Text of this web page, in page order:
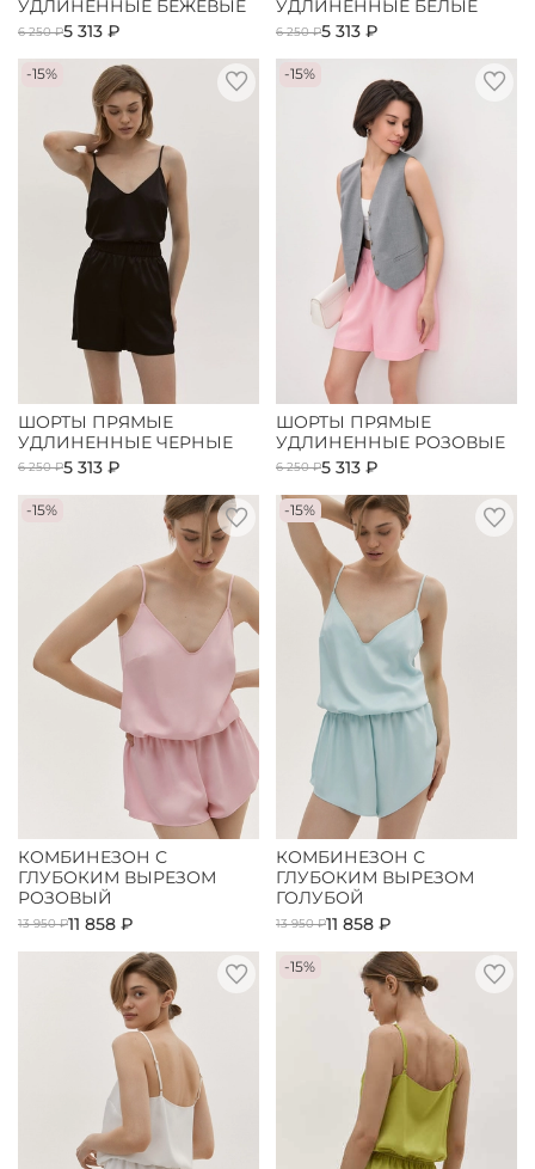
УДЛИНЕННЫЕ БЕЖЕВЫЕ
6 250 ₽5 313 ₽
УДЛИНЕННЫЕ БЕЛЫЕ
6 250 ₽5 313 ₽
-15%
ШОРТЫ ПРЯМЫЕ
УДЛИНЕННЫЕ ЧЕРНЫЕ
6 250 ₽5 313 ₽
-15%
ШОРТЫ ПРЯМЫЕ
УДЛИНЕННЫЕ РОЗОВЫЕ
6 250 ₽5 313 ₽
-15%
КОМБИНЕЗОН С
ГЛУБОКИМ ВЫРЕЗОМ
РОЗОВЫЙ
13 950 ₽11 858 ₽
-15%
КОМБИНЕЗОН С
ГЛУБОКИМ ВЫРЕЗОМ
ГОЛУБОЙ
13 950 ₽11 858 ₽
-15%